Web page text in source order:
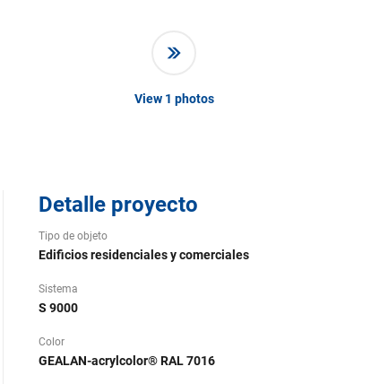
View 1 photos
Detalle proyecto
Tipo de objeto
Edificios residenciales y comerciales
Sistema
S 9000
Color
GEALAN-acrylcolor® RAL 7016